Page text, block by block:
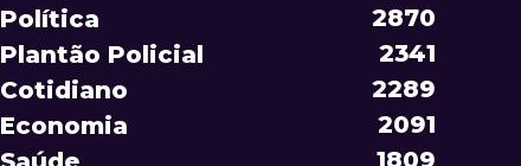
Política
2870
Plantão Policial
2341
Cotidiano
2289
Economia
2091